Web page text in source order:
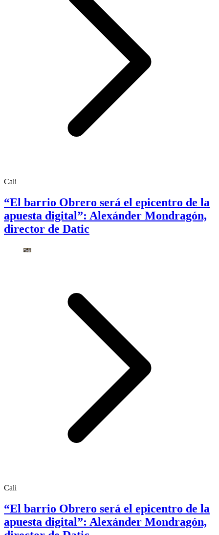
Cali
“El barrio Obrero será el epicentro de la
apuesta digital”: Alexánder Mondragón,
director de Datic
Cali
“El barrio Obrero será el epicentro de la
apuesta digital”: Alexánder Mondragón,